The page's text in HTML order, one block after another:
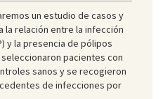
un estudio de casos y
la relación entre la infección
y la presencia de pólipos
pacientes con
sanos y se recogieron
de infecciones por